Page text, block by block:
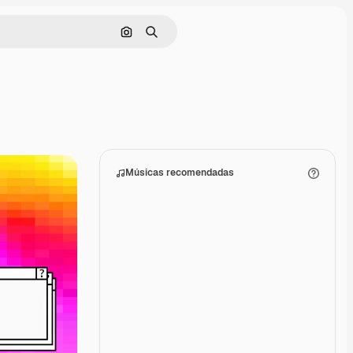
Pesquisar por imagem
Buscar
Músicas recomendadas